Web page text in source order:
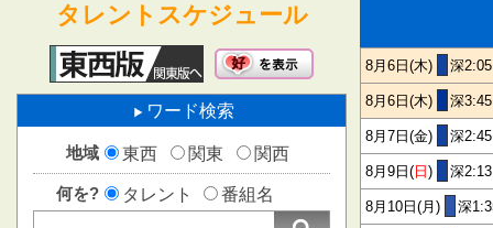
タレントスケジュール
ワード検索
地域 東西 関東 関西
何を? タレント 番組名
8月6日(木) 深
8月6日(木) 深
8月7日(金) 深
8月9日( 日 ) 深
8月10日(月) 深